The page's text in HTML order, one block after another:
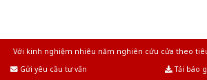
Với kinh nghiệm nhiêu năm nghiên cứu cửa theo
Gửi yêu cầu tư vấn
Tải báo